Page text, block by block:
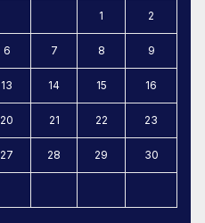
1 2
6 7 8 9
13 14 15 16
20 21 22 23
27 28 29 30